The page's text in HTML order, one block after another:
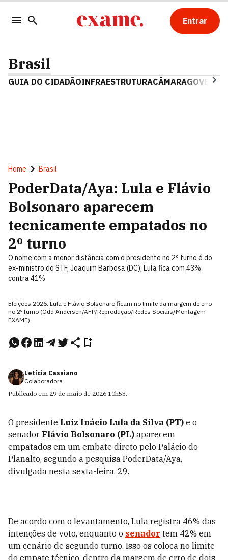
Entrar
Brasil
GUIA DO CIDADÃOINFRAESTRUTURACÂMARAGOVERNO
Home Brasil
PoderData/Aya: Lula e Flávio
Bolsonaro aparecem
tecnicamente empatados no
2º turno
O nome com a menor distância com o presidente no 2º turno é do
ex-ministro do STF, Joaquim Barbosa (DC); Lula fica com 43%
contra 41%
Eleições 2026: Lula e Flávio Bolsonaro ficam no limite da margem de erro
no 2º turno (Odd Andersen/AFP/Reprodução/Redes Sociais/Montagem
EXAME)
Letícia Cassiano
Colaboradora
Publicado em 29 de maio de 2026 10h53.
O presidente Luiz Inácio Lula da Silva (PT) e o
senador Flávio Bolsonaro (PL) aparecem
empatados em um embate direto pelo Palácio do
Planalto, segundo a pesquisa PoderData/Aya,
divulgada nesta sexta-feira, 29.
De acordo com o levantamento, Lula registra 46% das
intenções de voto, enquanto o senador tem 42% em
um cenário de segundo turno. Isso os coloca no limite
do empate técnico, dentro da margem de erro de dois